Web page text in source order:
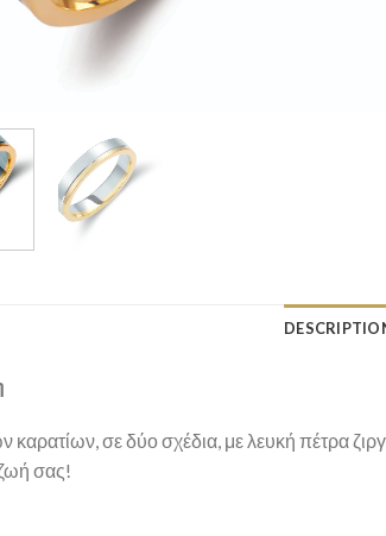
σε δύο σχέδια, με λευκή πέτρα
σας!